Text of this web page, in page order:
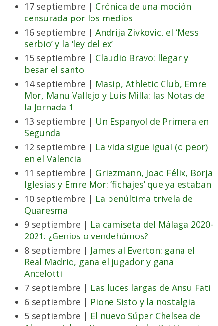
17 septiembre | Crónica de una moción
censurada por los medios
16 septiembre | Andrija Zivkovic, el ‘Messi
serbio’ y la ‘ley del ex’
15 septiembre | Claudio Bravo: llegar y
besar el santo
14 septiembre | Masip, Athletic Club, Emre
Mor, Manu Vallejo y Luis Milla: las Notas de
la Jornada 1
13 septiembre | Un Espanyol de Primera en
Segunda
12 septiembre | La vida sigue igual (o peor)
en el Valencia
11 septiembre | Griezmann, Joao Félix, Borja
Iglesias y Emre Mor: ‘fichajes’ que ya estaban
10 septiembre | La penúltima trivela de
Quaresma
9 septiembre | La camiseta del Málaga 2020-
2021: ¿Genios o vendehúmos?
8 septiembre | James al Everton: gana el
Real Madrid, gana el jugador y gana
Ancelotti
7 septiembre | Las luces largas de Ansu Fati
6 septiembre | Pione Sisto y la nostalgia
5 septiembre | El nuevo Súper Chelsea de